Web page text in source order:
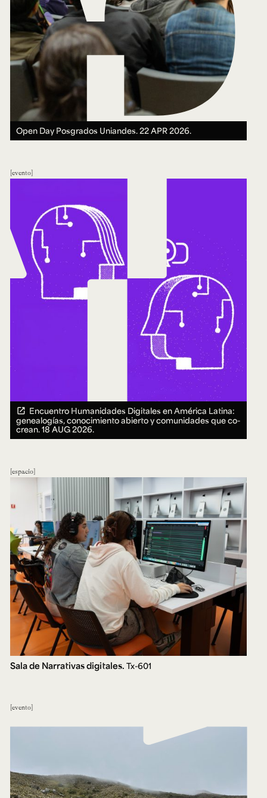
Open Day Posgrados Uniandes.22 APR 2026.
evento
Encuentro Humanidades Digitales en América Latina:
genealogías, conocimiento abierto y comunidades que co-
crean.18 AUG 2026.
espacio
Sala de Narrativas digitales. Tx-601
evento